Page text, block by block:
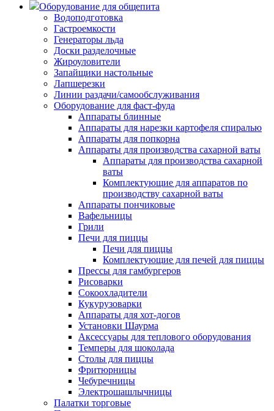
Оборудование для общепита
Водоподготовка
Гастроемкости
Генераторы льда
Доски разделочные
Жироуловители
Запайщики настольные
Лапшерезки
Линии раздачи/самообслуживания
Оборудование для фаст-фуда
Аппараты блинные
Аппараты для нарезки картофеля спиралью
Аппараты для попкорна
Аппараты для производства сахарной ваты
Аппараты для производства сахарной
ваты
Комплектующие для аппаратов по
производству сахарной ваты
Аппараты пончиковые
Вафельницы
Грили
Печи для пиццы
Печи для пиццы
Комплектующие для печей для пиццы
Прессы для гамбургеров
Рисоварки
Сокоохладители
Кукурузоварки
Аппараты для хот-догов
Установки Шаурма
Аксессуары для теплового оборудования
Темперы для шоколада
Столы для пиццы
Фритюрницы
Чебуречницы
Электрошашлычницы
Палатки торговые